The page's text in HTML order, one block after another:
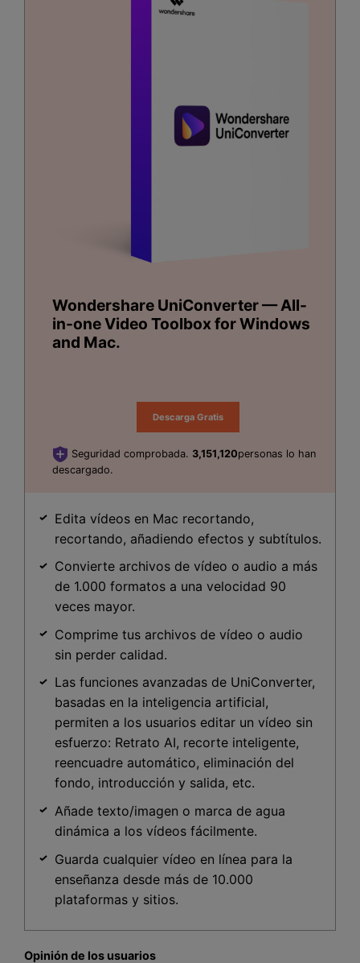
Wondershare UniConverter — All-
in-one Video Toolbox for Windows
and Mac.
Descarga Gratis
Seguridad comprobada. 3,151,121personas lo han
descargado.
Edita vídeos en Mac recortando,
recortando, añadiendo efectos y subtítulos.
Convierte archivos de vídeo o audio a más
de 1.000 formatos a una velocidad 90
veces mayor.
Comprime tus archivos de vídeo o audio
sin perder calidad.
Las funciones avanzadas de UniConverter,
basadas en la inteligencia artificial,
permiten a los usuarios editar un vídeo sin
esfuerzo: Retrato AI, recorte inteligente,
reencuadre automático, eliminación del
fondo, introducción y salida, etc.
Añade texto/imagen o marca de agua
dinámica a los vídeos fácilmente.
Guarda cualquier vídeo en línea para la
enseñanza desde más de 10.000
plataformas y sitios.
Opinión de los usuarios